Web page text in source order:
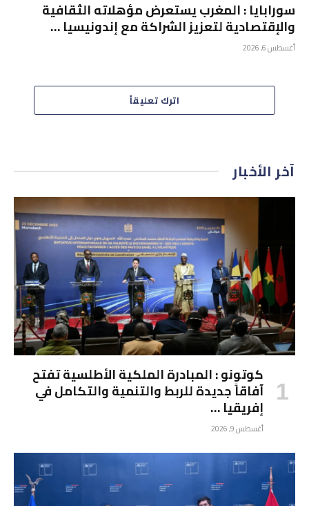
سورابايا : المغرب يستعرض مؤهلاته الثقافية
والإقتصادية لتعزيز الشراكة مع إندونيسيا …
أغسطس 6, 2026
اترك تعليقاً
آخر الأخبار
كوتونو : المبادرة الملكية الأطلسية تفتح
آفاقاً جديدة للربط والتنمية والتكامل في
إفريقيا …
أغسطس 9, 2026